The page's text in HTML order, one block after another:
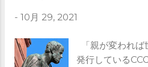
magazine
- 10月 29, 2021
「親が変われ
発行している